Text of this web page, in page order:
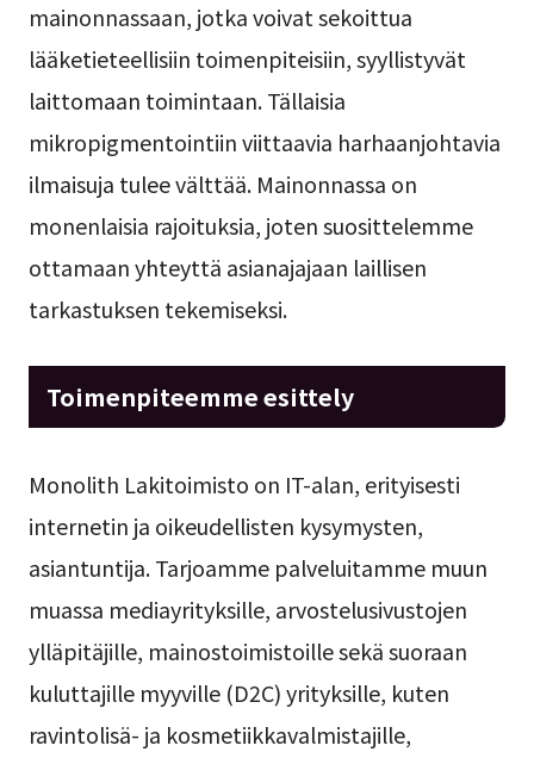
mainonnassaan, jotka voivat sekoittua
lääketieteellisiin toimenpiteisiin, syyllistyvät
laittomaan toimintaan. Tällaisia
mikropigmentointiin viittaavia harhaanjohtavia
ilmaisuja tulee välttää. Mainonnassa on
monenlaisia rajoituksia, joten suosittelemme
ottamaan yhteyttä asianajajaan laillisen
tarkastuksen tekemiseksi.
Toimenpiteemme esittely
Monolith Lakitoimisto on IT-alan, erityisesti
internetin ja oikeudellisten kysymysten,
asiantuntija. Tarjoamme palveluitamme muun
muassa mediayrityksille, arvostelusivustojen
ylläpitäjille, mainostoimistoille sekä suoraan
kuluttajille myyville (D2C) yrityksille, kuten
ravintolisä- ja kosmetiikkavalmistajille,